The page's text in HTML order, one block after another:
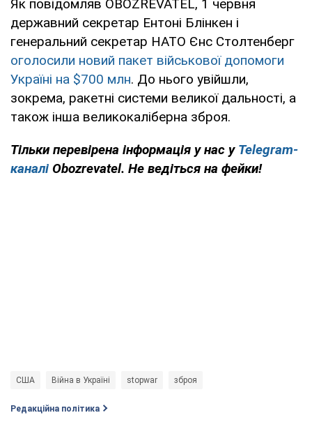
Як повідомляв OBOZREVATEL, 1 червня
державний секретар Ентоні Блінкен і
генеральний секретар НАТО Єнс Столтенберг
оголосили новий пакет військової допомоги
Україні на $700 млн. До нього увійшли,
зокрема, ракетні системи великої дальності, а
також інша великокаліберна зброя.
Тільки перевірена інформація у нас у Telegram-
каналі Obozrevatel. Не ведіться на фейки!
США Війна в Україні stopwar зброя
Редакційна політика